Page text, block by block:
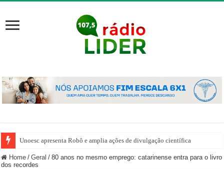
Unoesc apresenta Robô e amplia ações de divulgação científica
Home / Geral / 80 anos no mesmo emprego: catarinense entra para o livro
dos recordes